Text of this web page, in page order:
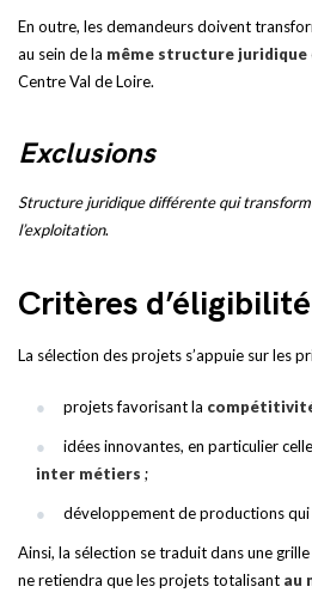
En outre, les demandeurs doivent
au sein de la même structure juridique
Centre Val de Loire.
Exclusions
Structure juridique différente qui
l’exploitation.
Critères d’éligibilité
La sélection des projets s’appuie sur les
projets favorisant la
idées innovantes, en particulier
inter métiers ;
développement de productions qui
Ainsi, la sélection se traduit dans une
ne retiendra que les projets totalisant au